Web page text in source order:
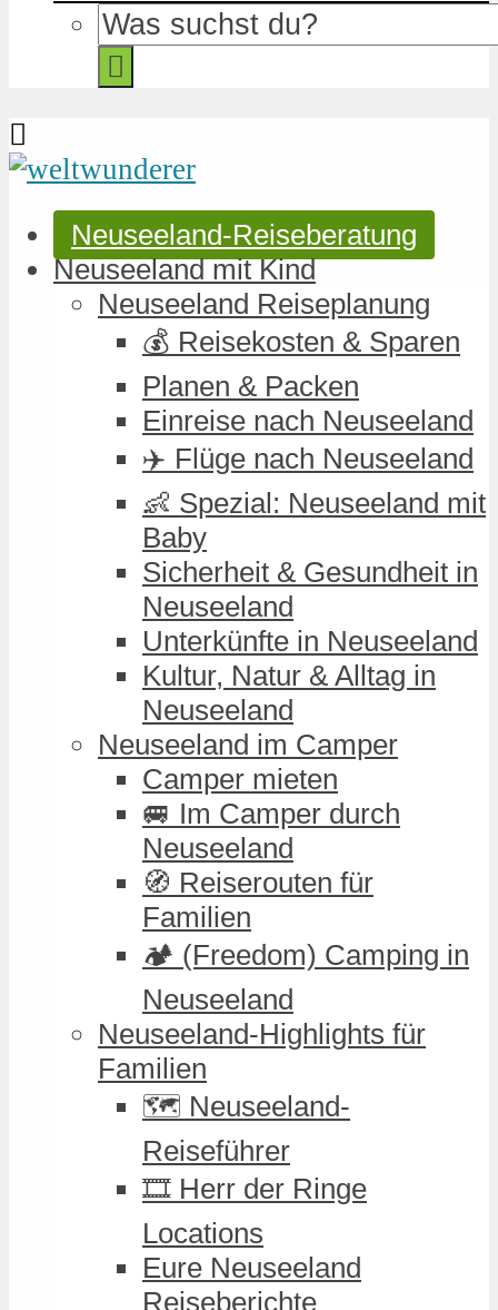
Neuseeland-Reiseberatung
Neuseeland mit Kind
Neuseeland Reiseplanung
💰 Reisekosten & Sparen
Planen & Packen
Einreise nach Neuseeland
✈️ Flüge nach Neuseeland
👶 Spezial: Neuseeland mit
Baby
Sicherheit & Gesundheit in
Neuseeland
Unterkünfte in Neuseeland
Kultur, Natur & Alltag in
Neuseeland
Neuseeland im Camper
Camper mieten
🚐 Im Camper durch
Neuseeland
🧭 Reiserouten für
Familien
🏕️ (Freedom) Camping in
Neuseeland
Neuseeland-Highlights für
Familien
🗺️ Neuseeland-
Reiseführer
🎞️ Herr der Ringe
Locations
Eure Neuseeland
Reiseberichte